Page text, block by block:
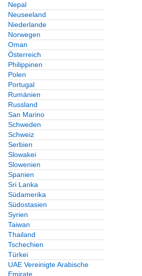
Nepal
Neuseeland
Niederlande
Norwegen
Oman
Österreich
Philippinen
Polen
Portugal
Rumänien
Russland
San Marino
Schweden
Schweiz
Serbien
Slowakei
Slowenien
Spanien
Sri Lanka
Südamerika
Südostasien
Syrien
Taiwan
Thailand
Tschechien
Türkei
UAE Vereinigte Arabische
Emirate